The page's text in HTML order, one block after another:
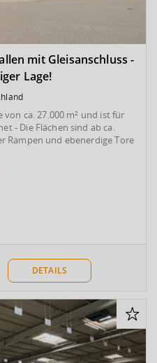
mit Gleisanschluss -
Lage!
ca. 27.000 m² und ist für
- Die Flächen sind ab ca.
Rampen und ebenerdige Tore
DETAILS